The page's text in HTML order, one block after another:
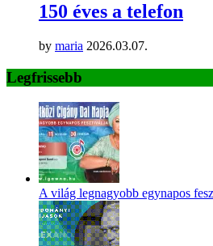
150 éves a telefon
by maria 2026.03.07.
Legfrissebb
A világ legnagyobb egynapos